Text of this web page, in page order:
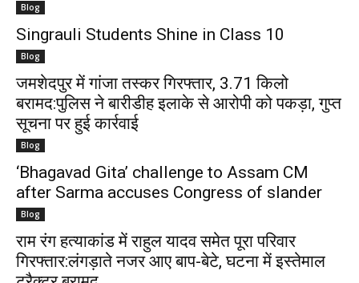
Blog
Singrauli Students Shine in Class 10
Blog
जमशेदपुर में गांजा तस्कर गिरफ्तार, 3.71 किलो
बरामद:पुलिस ने बारीडीह इलाके से आरोपी को पकड़ा, गुप्त
सूचना पर हुई कार्रवाई
Blog
‘Bhagavad Gita’ challenge to Assam CM
after Sarma accuses Congress of slander
Blog
राम रंग हत्याकांड में राहुल यादव समेत पूरा परिवार
गिरफ्तार:लंगड़ाते नजर आए बाप-बेटे, घटना में इस्तेमाल